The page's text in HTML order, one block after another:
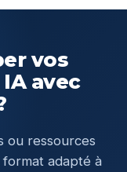
vos
avec
ou ressources
format adapté à